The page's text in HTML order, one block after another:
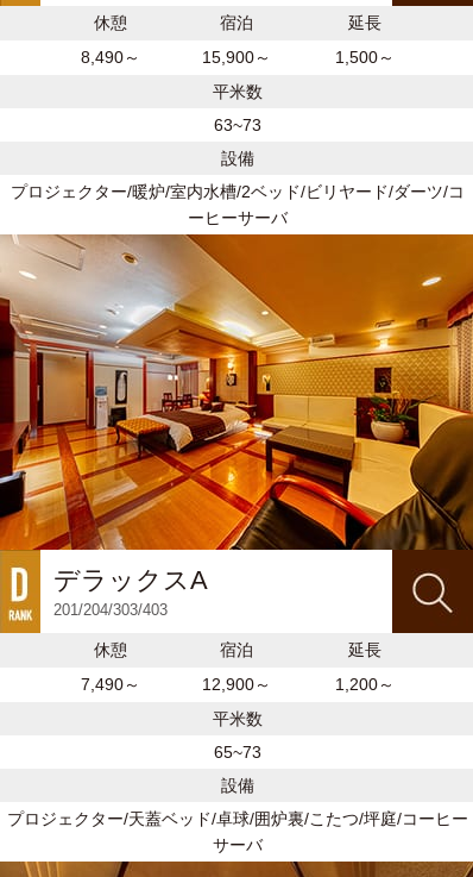
休憩 宿泊
延長
8,490～
15,900～
1,500～
平米数
63~73
設備
プロジェクター/暖炉/室内水槽/2ベッド/ビリヤード/ダーツ/コ
ーヒーサーバ
デラックスA
201/204/303/403
休憩 宿泊
延長
7,490～
12,900～
1,200～
平米数
65~73
設備
プロジェクター/天蓋ベッド/卓球/囲炉裏/こたつ/坪庭/コーヒー
サーバ